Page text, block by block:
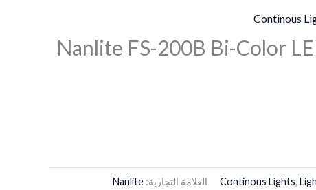
Continous
Nanlite FS-200B Bi-Color
Continous Lights, العلامة التجارية: Nanlite